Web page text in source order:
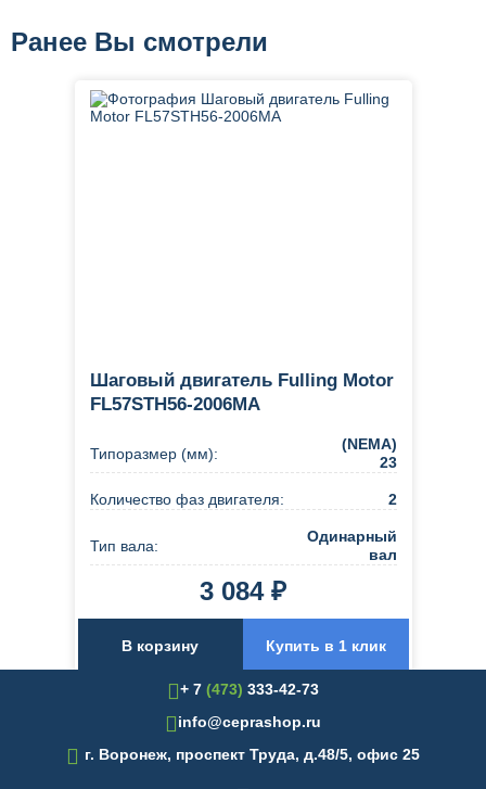
Ранее Вы смотрели
Шаговый двигатель Fulling Motor
FL57STH56-2006MA
Типоразмер (мм):
(NEMA)
23
Количество фаз двигателя: 2
Тип вала:
Одинарный
вал
3 084 ₽
В корзину Купить в 1 клик
+ 7 (473) 333-42-73
info@ceprashop.ru
 г. Воронеж, проспект Труда, д.48/5, офис 25